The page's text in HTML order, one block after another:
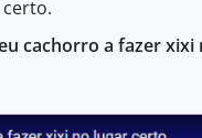
cachorro a fazer